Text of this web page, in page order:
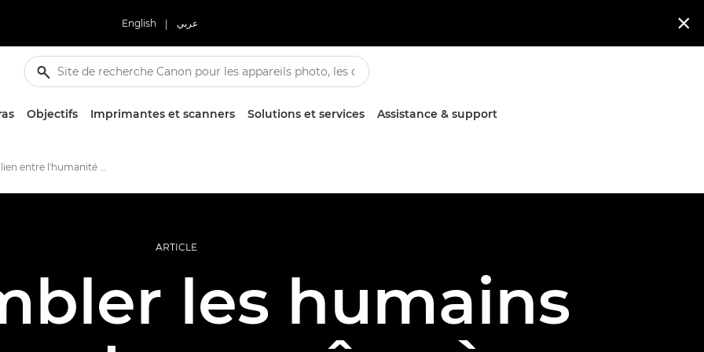
English | عربي 
Objectifs Imprimantes et scanners Solutions et services Assistance & support
Créer un lien entre l'humanité et la nature grâce à l'impression
ARTICLE
les humains